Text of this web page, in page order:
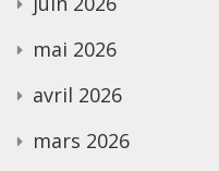
mai 2026
avril 2026
mars 2026